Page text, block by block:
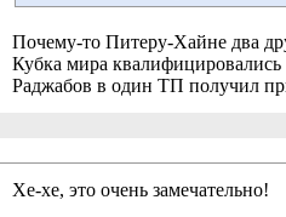
Почему-то Питеру-Хайне два
Кубка мира
Раджабов в один ТП получил
Хе-хе, это очень замечательно!